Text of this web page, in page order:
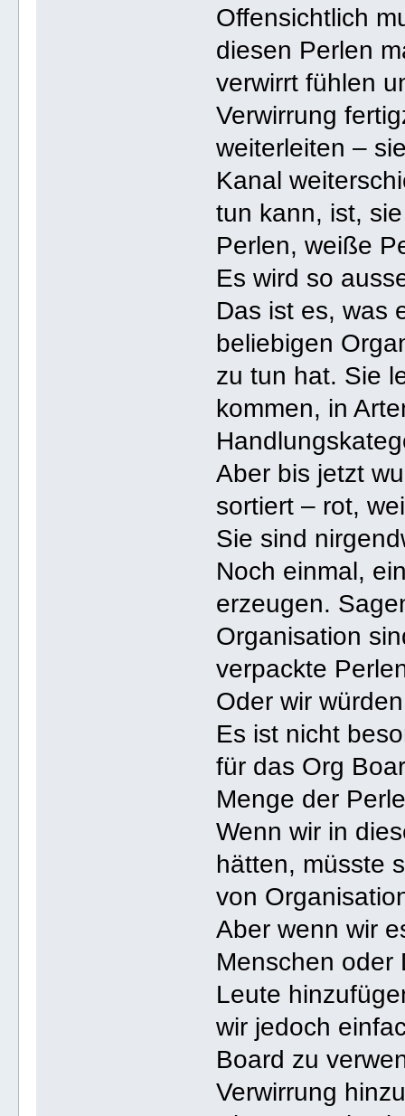
Offensichtlich
diesen Perlen
verwirrt fühlen
Verwirrung
weiterleiten –
Kanal
tun kann, ist,
Perlen, weiße
Es wird so
Das ist es, was
beliebigen
zu tun hat. Sie
kommen, in
Aber bis jetzt
sortiert – rot,
Sie sind
Noch einmal,
erzeugen.
Organisation
verpackte
Oder wir
Es ist nicht
für das Org
Menge der
Wenn wir in
hätten, müsste
von
Aber wenn wir
Menschen oder
Leute
wir jedoch
Board zu
Verwirrung